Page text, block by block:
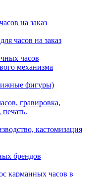
на заказ
часов на заказ
часов
механизма
фигуры)
гравировка,
кастомизация
брендов
карманных часов в